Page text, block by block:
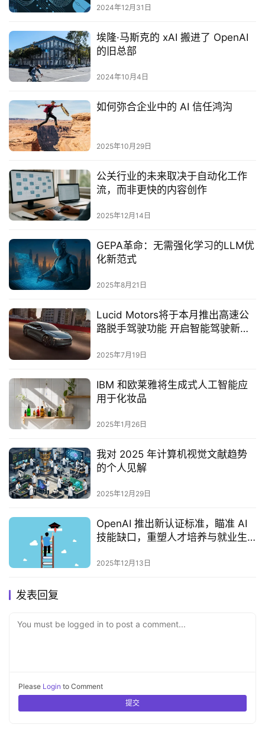
2024年12月31日
埃隆·马斯克的 xAI 搬进了 OpenAI
的旧总部
2024年10月4日
如何弥合企业中的 AI 信任鸿沟
2025年10月29日
公关行业的未来取决于自动化工作
流，而非更快的内容创作
2025年12月14日
GEPA革命：无需强化学习的LLM优
化新范式‌
2025年8月21日
Lucid Motors将于本月推出高速公
路脱手驾驶功能 开启智能驾驶新篇
2025年7月19日
IBM 和欧莱雅将生成式人工智能应
用于化妆品
2025年1月26日
我对 2025 年计算机视觉文献趋势
的个人见解
2025年12月29日
OpenAI 推出新认证标准，瞄准 AI
技能缺口，重塑人才培养与就业生
2025年12月13日
发表回复
You must be logged in to post a comment...
Please Login to Comment
提交